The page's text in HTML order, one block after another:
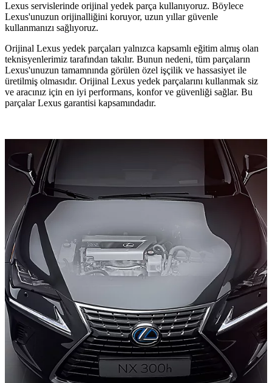
Lexus servislerinde orijinal yedek parça kullanıyoruz. Böylece
Lexus'unuzun orijinalliğini koruyor, uzun yıllar güvenle
kullanmanızı sağlıyoruz.
Orijinal Lexus yedek parçaları yalnızca kapsamlı eğitim almış olan
teknisyenlerimiz tarafından takılır. Bunun nedeni, tüm parçaların
Lexus'unuzun tamamnında görülen özel işçilik ve hassasiyet ile
üretilmiş olmasıdır. Orijinal Lexus yedek parçalarını kullanmak siz
ve aracınız için en iyi performans, konfor ve güvenliği sağlar. Bu
parçalar Lexus garantisi kapsamındadır.